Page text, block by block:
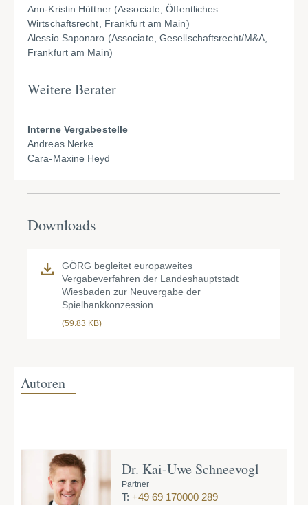
Ann-Kristin Hüttner (Associate, Öffentliches
Wirtschaftsrecht, Frankfurt am Main)
Alessio Saponaro (Associate, Gesellschaftsrecht/M&A,
Frankfurt am Main)
Weitere Berater
Interne Vergabestelle
Andreas Nerke
Cara-Maxine Heyd
Downloads
GÖRG begleitet europaweites
Vergabeverfahren der Landeshauptstadt
Wiesbaden zur Neuvergabe der
Spielbankkonzession
(59.83 KB)
Autoren
Dr. Kai-Uwe Schneevogl
Partner
T: +49 69 170000 289